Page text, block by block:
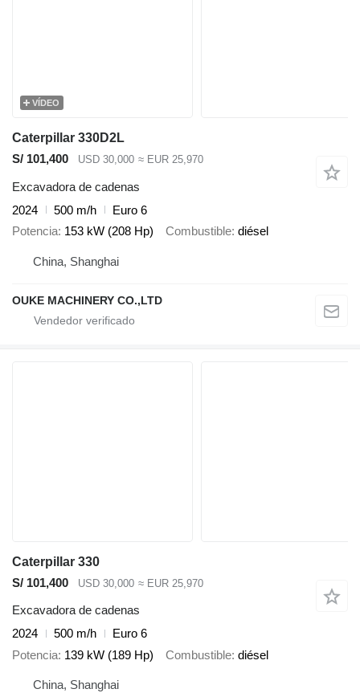
VÍDEO
Caterpillar 330D2L
S/ 101,400
USD 30,000 ≈ EUR 25,970
Excavadora de cadenas
2024
500 m/h
Euro 6
Potencia 153 kW (208 Hp) Combustible diésel
China, Shanghai
OUKE MACHINERY CO.,LTD
Caterpillar 330
S/ 101,400
USD 30,000 ≈ EUR 25,970
Excavadora de cadenas
2024
500 m/h
Euro 6
Potencia 139 kW (189 Hp) Combustible diésel
China, Shanghai